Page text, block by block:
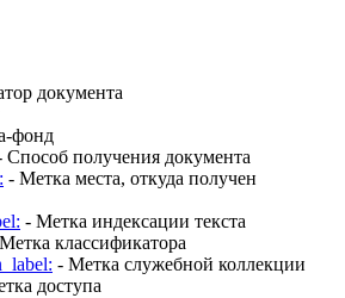
документа
фонд
Способ получения документа
- Метка места, откуда получен
- Метка индексации текста
классификатора
- Метка служебной коллекции
доступа